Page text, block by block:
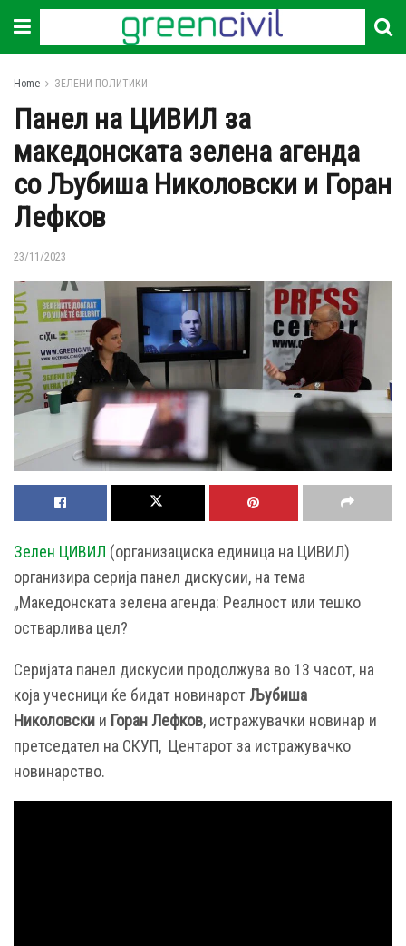
Home ЗЕЛЕНИ ПОЛИТИКИ
Панел на ЦИВИЛ за
македонската зелена агенда
со Љубиша Николовски и Горан
Лефков
23/11/2023
Зелен ЦИВИЛ (организациска единица на ЦИВИЛ)
организира серија панел дискусии, на тема
„Македонската зелена агенда: Реалност или тешко
остварлива цел?
Серијата панел дискусии продолжува во 13 часот, на
која учесници ќе бидат новинарот Љубиша
Николовски и Горан Лефков, истражувачки новинар и
претседател на СКУП, Центарот за истражувачко
новинарство.